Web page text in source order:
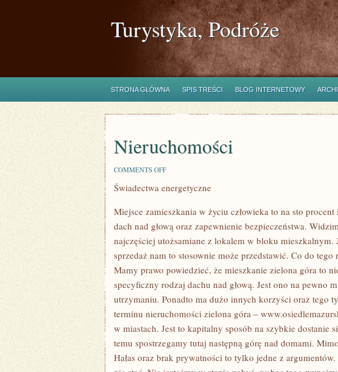
Turystyka, Podróże
STRONA GŁÓWNA SPIS TREŚCI BLOG INTERNETOWY
Nieruchomości
COMMENTS OFFON
Świadectwa energetyczne
Miejsce zamieszkania w życiu człowieka to na sto
dach nad głową oraz zapewnienie bezpieczeństwa.
najczęściej utożsamiane z lokalem w bloku mieszkalnym.
sprzedaż nam to stosownie może przedstawić. Co do
Mamy prawo powiedzieć, że mieszkanie zielona góra to
specyficzny rodzaj dachu nad głową. Jest ono na pewno
utrzymaniu. Ponadto ma dużo innych korzyści oraz tego
terminu nieruchomości zielona góra –
w miastach. Jest to kapitalny sposób na szybkie dostanie
temu spostrzegamy tutaj następną górę nad domami.
Hałas oraz brak prywatności to tylko jedne z